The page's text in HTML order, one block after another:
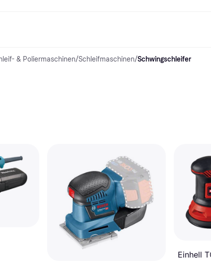
und CashbackBanking SparprodukteMobil
Shoppe und vergleiche PreiseFoto & Video
& Poliermaschinen/Schleifmaschinen/Schwingschleifer
Einhell